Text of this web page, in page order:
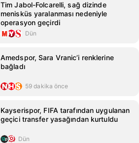
Tim Jabol-Folcarelli, sağ dizinde
menisküs yaralanması nedeniyle
operasyon geçirdi
Dün
Amedspor, Sara Vranic’i renklerine
bağladı
59 dakika önce
Kayserispor, FIFA tarafından uygulanan
geçici transfer yasağından kurtuldu
Dün